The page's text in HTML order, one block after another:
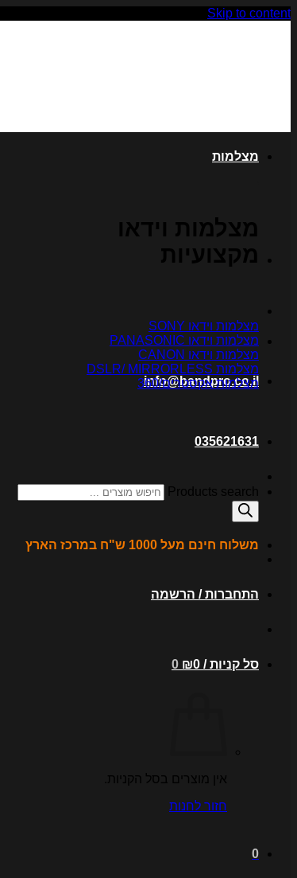
Skip to content
info@bandpro.co.il
035621631
Products search
משלוח חינם מעל 1000 ש"ח במרכז הארץ
התחברות / הרשמה
סל קניות / ₪0
0
אין מוצרים בסל הקניות.
חזור לחנות
0
מצלמות
מצלמות וידאו
מקצועיות
מצלמות וידאו SONY
מצלמות וידאו PANASONIC
מצלמות וידאו CANON
מצלמות DSLR/ MIRRORLESS
מצלמות אקסטרים/360